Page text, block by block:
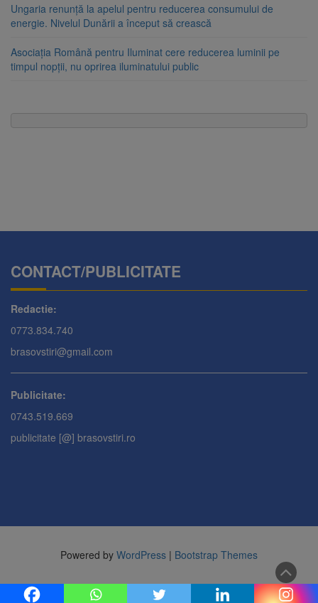
Ungaria renunță la apelul pentru reducerea consumului de
energie. Nivelul Dunării a început să crească
Asociația Română pentru Iluminat cere reducerea luminii pe
timpul nopții, nu oprirea iluminatului public
CONTACT/PUBLICITATE
Redactie:
0773.834.740
brasovstiri@gmail.com
Publicitate:
0743.519.669
publicitate [@] brasovstiri.ro
Powered by WordPress | Bootstrap Themes